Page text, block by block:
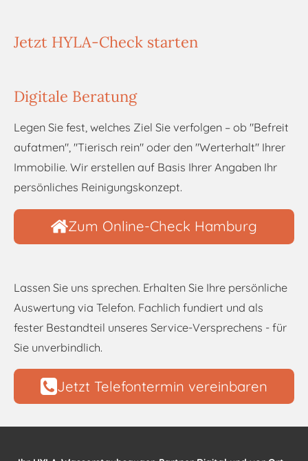
Jetzt HYLA-Check starten
Digitale Beratung
Legen Sie fest, welches Ziel Sie verfolgen – ob "Befreit
aufatmen", "Tierisch rein" oder den "Werterhalt" Ihrer
Immobilie. Wir erstellen auf Basis Ihrer Angaben Ihr
persönliches Reinigungskonzept.
Zum Online-Check Hamburg
Lassen Sie uns sprechen. Erhalten Sie Ihre persönliche
Auswertung via Telefon. Fachlich fundiert und als
fester Bestandteil unseres Service-Versprechens - für
Sie unverbindlich.
Jetzt Telefontermin vereinbaren